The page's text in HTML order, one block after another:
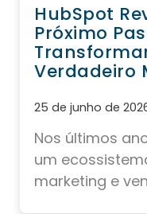
HubSpot
Próximo
Verdadeiro
25 de junho de
Nos últimos
um
marketing e